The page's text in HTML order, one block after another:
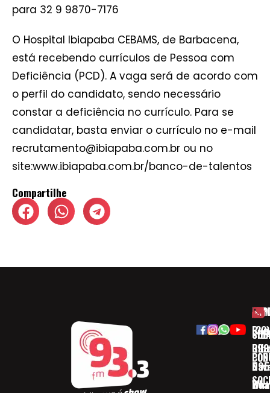
para 32 9 9870-7176
O Hospital Ibiapaba CEBAMS, de Barbacena,
está recebendo currículos de Pessoa com
Deficiência (PCD). A vaga será de acordo com
o perfil do candidato, sendo necessário
constar a deficiência no currículo. Para se
candidatar, basta enviar o currículo no e-mail
recrutamento@ibiapaba.com.br ou no
site:www.ibiapaba.com.br/banco-de-talentos
Compartilhe
(32)